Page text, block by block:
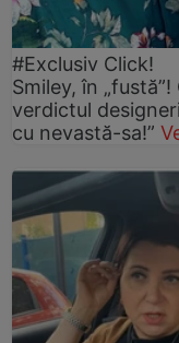
#Exclusiv Click!
Smiley, în
verdictul
cu nevastă-sa!”